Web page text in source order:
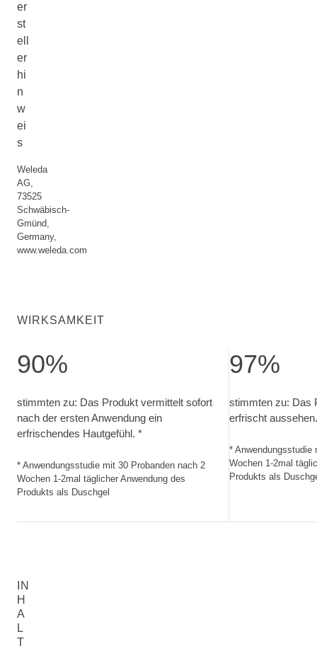
er
st
ell
er
hi
n
w
ei
s
Weleda
AG,
73525
Schwäbisch-
Gmünd,
Germany,
www.weleda.com
WIRKSAMKEIT
90%
stimmten zu: Das Produkt vermittelt sofort
nach der ersten Anwendung ein
erfrischendes Hautgefühl. *
* Anwendungsstudie mit 30 Probanden nach 2
Wochen 1-2mal täglicher Anwendung des
Produkts als Duschgel
97%
stimmten zu: Das
erfrischt
* Anwendungsstudie
Wochen 1-2mal
Produkts als
IN
H
A
L
T